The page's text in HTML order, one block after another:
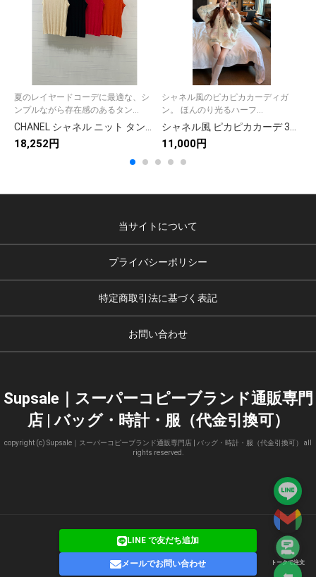
トークで注文
夏のレイヤードコーデに最適な、シ
ンプルながら存在感のあるタン...
CHANEL シャネル ニット タンクトップ レディース 縦坑条 ブラック ホワイト レッド オレンジ 全4色
18,252円
シャネル風のピカピカカーディガ
ン。 ほんのり光るハーフ...
シャネル風 ピカピカカーデ 3色入 女性用 おしゃれなニットカーディガン
11,000円
当サイトについて
プライバシーポリシー
特定商取引法に基づく表記
お問い合わせ
Supsale｜スーパーコピーブランド通販専門
店 | バッグ・時計・服（代金引換可）
copyright (c) Supsale｜スーパーコピーブランド通販専門店 | バッグ・時計・服（代金引換可） all
rights reserved.
LINE で友だち追加
メールでお問い合わせ